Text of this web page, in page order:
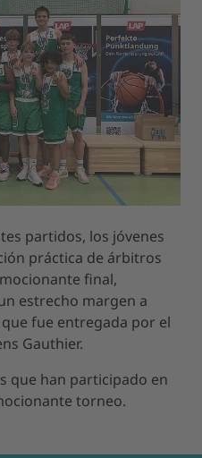
partidos, los jóvenes
práctica de árbitros
final,
estrecho margen a
que fue entregada por el
Gauthier.
que han participado en
torneo.